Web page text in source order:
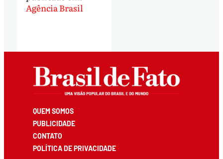
Agência Brasil
QUEM SOMOS
PUBLICIDADE
CONTATO
POLÍTICA DE PRIVACIDADE